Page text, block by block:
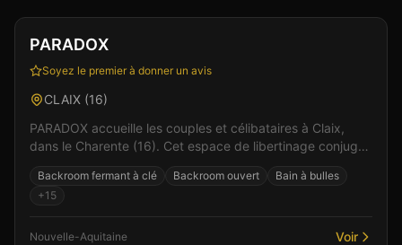
PARADOX
Soyez le premier à donner un avis
CLAIX (16)
PARADOX accueille les couples et célibataires à Claix,
dans le Charente (16). Cet espace de libertinage conjugue
Backroom fermant à clé Backroom ouvert
Bain à bulles
+15
Nouvelle-Aquitaine Voir